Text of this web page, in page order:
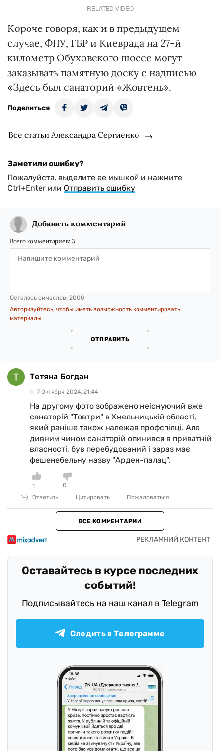
RELATED VIDEO
Короче говоря, как и в предыдущем
случае, ФПУ, ГБР и Киеврада на 27-й
километр Обуховского шоссе могут
заказывать памятную доску с надписью
«Здесь был санаторий «Жовтень».
Поделиться
Все статьи Александра Сергиенко
Заметили ошибку?
Пожалуйста, выделите ее мышкой и нажмите
Ctrl+Enter или Отправить ошибку
Добавить комментарий
Всего комментариев: 3
Осталось символов: 2000
Авторизуйтесь, чтобы иметь возможность комментировать
материалы
ОТПРАВИТЬ
Тетяна Богдан
7 Октября 2024, 21:44
На другому фото зображено неіснуючий вже
санаторій "Товтри" в Хмельницькій області,
який раніше також належав профспілці. Але
дивним чином санаторій опинився в приватній
власності, був перебудований і зараз має
фешенебельну назву "Арден-палац".
1
0
Ответить
Цитировать Пожаловаться
ВСЕ КОММЕНТАРИИ
Оставайтесь в курсе последних
событий!
Подписывайтесь на наш канал в Telegram
Следить в Телеграмме